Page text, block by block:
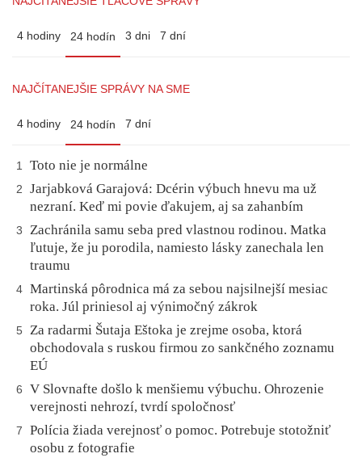
4 hodiny 24 hodín 3 dni 7 dní
NAJČÍTANEJŠIE SPRÁVY NA SME
4 hodiny 24 hodín 7 dní
1 Toto nie je normálne
2
Jarjabková Garajová: Dcérin výbuch hnevu ma už
nezraní. Keď mi povie ďakujem, aj sa zahanbím
3
Zachránila samu seba pred vlastnou rodinou. Matka
ľutuje, že ju porodila, namiesto lásky zanechala len
traumu
4 Martinská pôrodnica má za sebou najsilnejší mesiac
roka. Júl priniesol aj výnimočný zákrok
5
Za radarmi Šutaja Eštoka je zrejme osoba, ktorá
obchodovala s ruskou firmou zo sankčného zoznamu
EÚ
6
V Slovnafte došlo k menšiemu výbuchu. Ohrozenie
verejnosti nehrozí, tvrdí spoločnosť
7
Polícia žiada verejnosť o pomoc. Potrebuje stotožniť
osobu z fotografie